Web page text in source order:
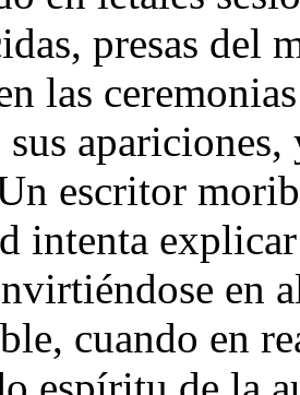
presas del
las
escritor
intenta
en
cuando en